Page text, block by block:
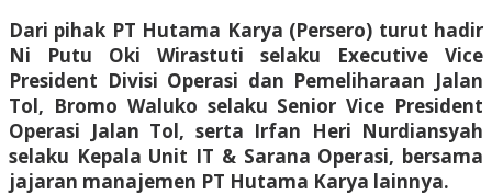
Dari pihak PT Hutama Karya (Persero) turut hadir
Ni Putu Oki Wirastuti selaku Executive Vice
President Divisi Operasi dan Pemeliharaan Jalan
Tol, Bromo Waluko selaku Senior Vice President
Operasi Jalan Tol, serta Irfan Heri Nurdiansyah
selaku Kepala Unit IT & Sarana Operasi, bersama
jajaran manajemen PT Hutama Karya lainnya.